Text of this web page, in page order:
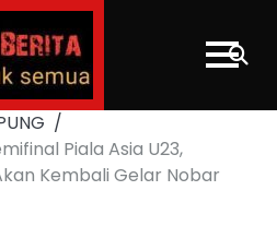
Piala Asia U23,
Kembali Gelar Nobar